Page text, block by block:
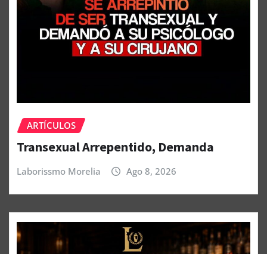
ARTÍCULOS
Transexual Arrepentido, Demanda
Laborissmo Morelia Ago 8, 2026